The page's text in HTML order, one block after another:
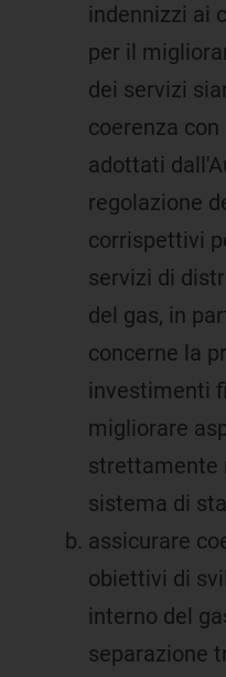
indennizzi ai
per il
dei servizi
coerenza
adottati
regolazione
corrispettivi
servizi di
del gas, in
concerne la
investimenti
migliorare
strettamente
sistema di
assicurare
obiettivi di
interno del
separazione